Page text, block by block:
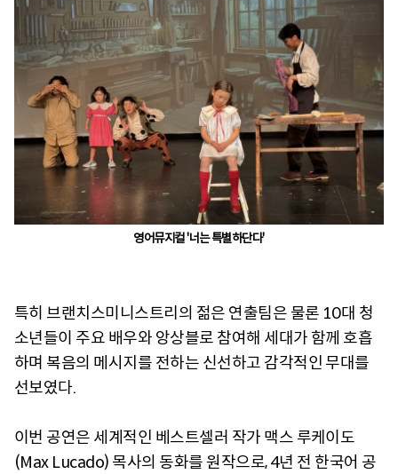
영어뮤지컬 '너는 특별하단다'
특히 브랜치스미니스트리의 젊은 연출팀은 물론 10대 청
소년들이 주요 배우와 앙상블로 참여해 세대가 함께 호흡
하며 복음의 메시지를 전하는 신선하고 감각적인 무대를
선보였다.
이번 공연은 세계적인 베스트셀러 작가 맥스 루케이도
(Max Lucado) 목사의 동화를 원작으로, 4년 전 한국어 공